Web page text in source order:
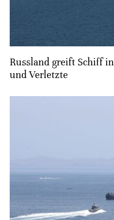
Russland greift Schiff
und Verletzte